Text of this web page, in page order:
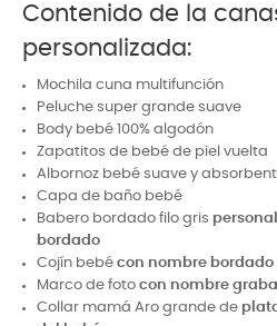
Contenido de la
personalizada:
Mochila cuna multifunción
Peluche super grande suave
Body bebé 100% algodón
Zapatitos de bebé de piel vuelta
Albornoz bebé suave y
Capa de baño bebé
Babero bordado filo gris
bordado
Cojín bebé con nombre bordado
Marco de foto con nombre
Collar mamá Aro grande de